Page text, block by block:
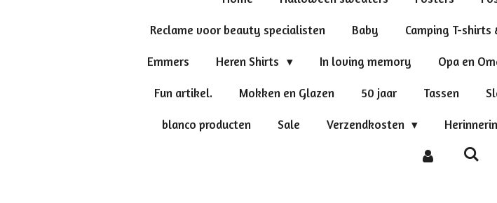
Reclame voor beauty specialisten Baby Camping T-shirts
Emmers Heren Shirts In loving memory Opa en
Fun artikel. Mokken en Glazen 50 jaar Tassen
blanco producten Sale Verzendkosten